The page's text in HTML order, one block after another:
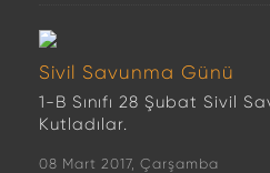
Sivil Savunma Günü
1-B Sınıfı 28 Şubat Sivil
Kutladılar.
08 Mart 2017, Çarşamba